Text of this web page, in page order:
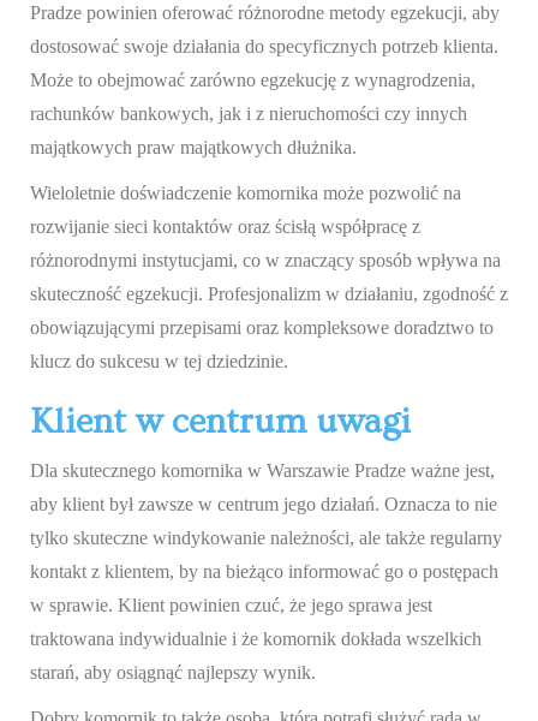
Pradze powinien oferować różnorodne metody egzekucji, aby
dostosować swoje działania do specyficznych potrzeb klienta.
Może to obejmować zarówno egzekucję z wynagrodzenia,
rachunków bankowych, jak i z nieruchomości czy innych
majątkowych praw majątkowych dłużnika.
Wieloletnie doświadczenie komornika może pozwolić na
rozwijanie sieci kontaktów oraz ścisłą współpracę z
różnorodnymi instytucjami, co w znaczący sposób wpływa na
skuteczność egzekucji. Profesjonalizm w działaniu, zgodność z
obowiązującymi przepisami oraz kompleksowe doradztwo to
klucz do sukcesu w tej dziedzinie.
Klient w centrum uwagi
Dla skutecznego komornika w Warszawie Pradze ważne jest,
aby klient był zawsze w centrum jego działań. Oznacza to nie
tylko skuteczne windykowanie należności, ale także regularny
kontakt z klientem, by na bieżąco informować go o postępach
w sprawie. Klient powinien czuć, że jego sprawa jest
traktowana indywidualnie i że komornik dokłada wszelkich
starań, aby osiągnąć najlepszy wynik.